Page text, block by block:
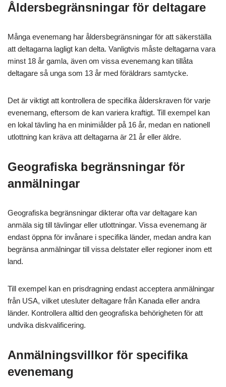
Åldersbegränsningar för deltagare
Många evenemang har åldersbegränsningar för att säkerställa
att deltagarna lagligt kan delta. Vanligtvis måste deltagarna vara
minst 18 år gamla, även om vissa evenemang kan tillåta
deltagare så unga som 13 år med föräldrars samtycke.
Det är viktigt att kontrollera de specifika ålderskraven för varje
evenemang, eftersom de kan variera kraftigt. Till exempel kan
en lokal tävling ha en minimiålder på 16 år, medan en nationell
utlottning kan kräva att deltagarna är 21 år eller äldre.
Geografiska begränsningar för
anmälningar
Geografiska begränsningar dikterar ofta var deltagare kan
anmäla sig till tävlingar eller utlottningar. Vissa evenemang är
endast öppna för invånare i specifika länder, medan andra kan
begränsa anmälningar till vissa delstater eller regioner inom ett
land.
Till exempel kan en prisdragning endast acceptera anmälningar
från USA, vilket utesluter deltagare från Kanada eller andra
länder. Kontrollera alltid den geografiska behörigheten för att
undvika diskvalificering.
Anmälningsvillkor för specifika
evenemang